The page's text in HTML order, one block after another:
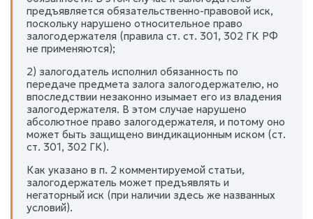
предъявляется обязательственно-правовой иск,
поскольку нарушено относительное право
залогодержателя (правила ст. ст. 301, 302 ГК РФ
не применяются);
2) залогодатель исполнил обязанность по
передаче предмета залога залогодержателю, но
впоследствии незаконно изымает его из владения
залогодержателя. В этом случае нарушено
абсолютное право залогодержателя, и потому оно
может быть защищено виндикационным иском (ст.
ст. 301, 302 ГК).
Как указано в п. 2 комментируемой статьи,
залогодержатель может предъявлять и
негаторный иск (при наличии здесь же названных
условий).